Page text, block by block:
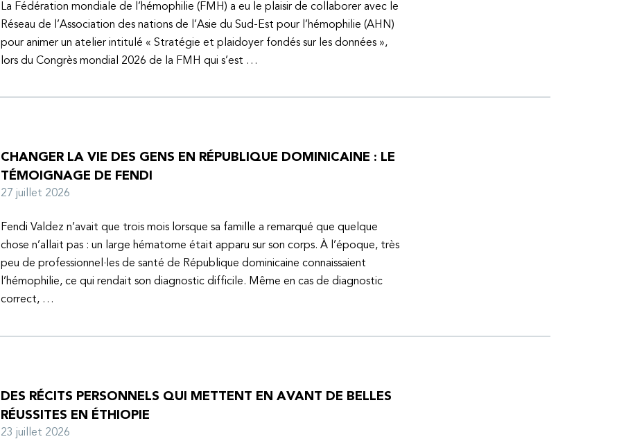
La Fédération mondiale de l’hémophilie (FMH) a eu le plaisir de collaborer avec le
Réseau de l’Association des nations de l’Asie du Sud-Est pour l’hémophilie (AHN)
pour animer un atelier intitulé « Stratégie et plaidoyer fondés sur les données »,
lors du Congrès mondial 2026 de la FMH qui s’est …
CHANGER LA VIE DES GENS EN RÉPUBLIQUE DOMINICAINE : LE
TÉMOIGNAGE DE FENDI
27 juillet 2026
Fendi Valdez n’avait que trois mois lorsque sa famille a remarqué que quelque
chose n’allait pas : un large hématome était apparu sur son corps. À l’époque, très
peu de professionnel·les de santé de République dominicaine connaissaient
l’hémophilie, ce qui rendait son diagnostic difficile. Même en cas de diagnostic
correct, …
DES RÉCITS PERSONNELS QUI METTENT EN AVANT DE BELLES
RÉUSSITES EN ÉTHIOPIE
23 juillet 2026